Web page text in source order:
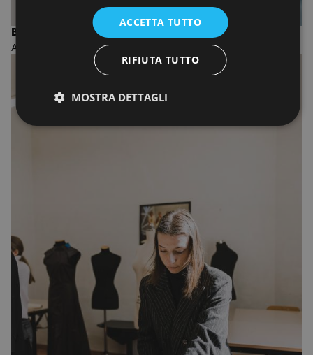
BIENNIO IN PHOTOGRAPHY
ACCADEMIA DI FOTOGRAFIA
ACCETTA TUTTO
RIFIUTA TUTTO
MOSTRA DETTAGLI